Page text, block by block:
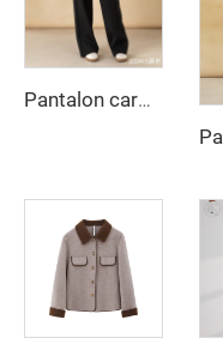
Pantalon cargo ample pour femme, couleur unie, jambes larges, pantalon décontracté, jeans teintés